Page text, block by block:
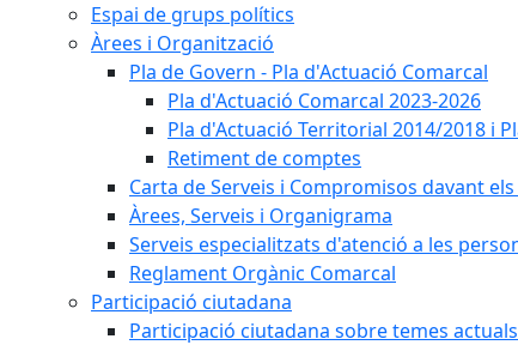
Espai de grups polítics
Àrees i Organització
Pla de Govern - Pla d'Actuació Comarcal
Pla d'Actuació Comarcal 2023-2026
Pla d'Actuació Territorial 2014/2018 i
Retiment de comptes
Carta de Serveis i Compromisos davant
Àrees, Serveis i Organigrama
Serveis especialitzats d'atenció a les
Reglament Orgànic Comarcal
Participació ciutadana
Participació ciutadana sobre temes